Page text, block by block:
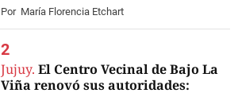
Por María Florencia Etchart
Jujuy. El Centro Vecinal de Bajo La
Viña renovó sus autoridades: